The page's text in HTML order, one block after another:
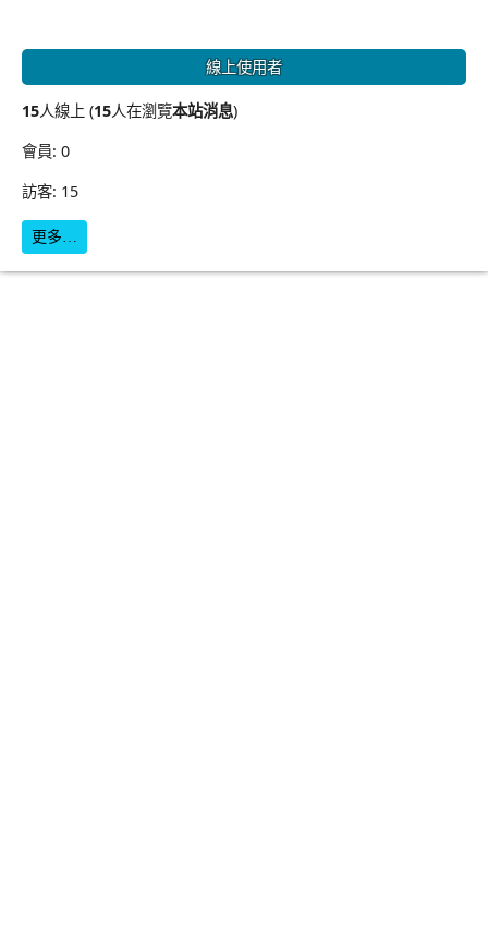
線上使用者
15人線上 (15人在瀏覽本站消息)
會員: 0
訪客: 15
更多…